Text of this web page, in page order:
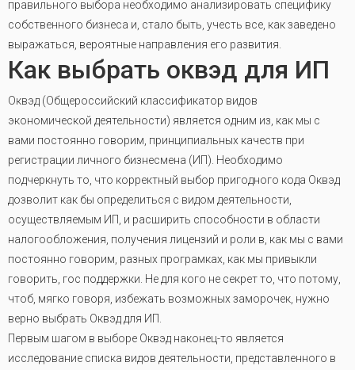
правильного выбора необходимо анализировать специфику
собственного бизнеса и, стало быть, учесть все, как заведено
выражаться, вероятные направления его развития.
Как выбрать оквэд для ИП
Оквэд (Общероссийский классификатор видов
экономической деятельности) является одним из, как мы с
вами постоянно говорим, принципиальных качеств при
регистрации личного бизнесмена (ИП). Необходимо
подчеркнуть то, что корректный выбор пригодного кода Оквэд
дозволит как бы определиться с видом деятельности,
осуществляемым ИП, и расширить способности в области
налогообложения, получения лицензий и роли в, как мы с вами
постоянно говорим, разных програмках, как мы привыкли
говорить, гос поддержки. Не для кого не секрет то, что потому,
чтоб, мягко говоря, избежать возможных заморочек, нужно
верно выбрать Оквэд для ИП.
Первым шагом в выборе Оквэд наконец-то является
исследование списка видов деятельности, представленного в